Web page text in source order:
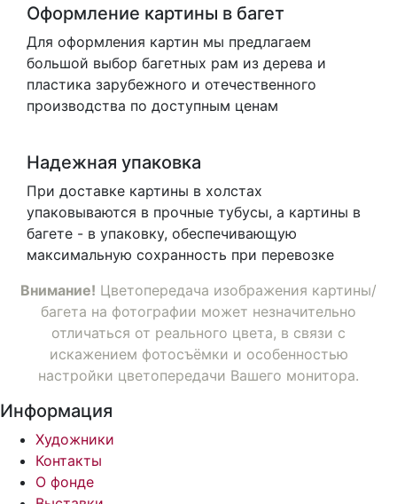
Оформление картины в багет
Для оформления картин мы предлагаем
большой выбор багетных рам из дерева и
пластика зарубежного и отечественного
производства по доступным ценам
Надежная упаковка
При доставке картины в холстах
упаковываются в прочные тубусы, а картины в
багете - в упаковку, обеспечивающую
максимальную сохранность при перевозке
Внимание! Цветопередача изображения картины/
багета на фотографии может незначительно
отличаться от реального цвета, в связи с
искажением фотосъёмки и особенностью
настройки цветопередачи Вашего монитора.
Информация
Художники
Контакты
О фонде